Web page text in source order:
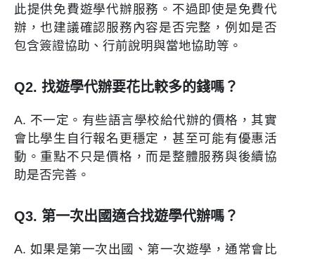
此提供免費遊學代辦服務。不過即使是免費代
辦，也建議確認服務內容是否完整，例如是否
包含簽證協助、行前說明與當地協助等。
Q2. 找遊學代辦要花比較多的錢嗎？
A. 不一定。有些語言學校給代辦的價格，其實
會比學生自行報名更穩定，甚至可能有優惠活
動。重點不只是價格，而是整體服務與後續協
助是否完善。
Q3. 第一次出國適合找遊學代辦嗎？
A. 如果是第一次出國、第一次遊學，通常會比